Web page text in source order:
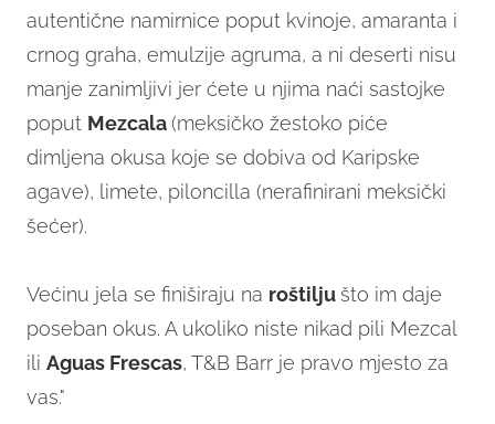
autentične namirnice poput kvinoje, amaranta i
crnog graha, emulzije agruma, a ni deserti nisu
manje zanimljivi jer ćete u njima naći sastojke
poput Mezcala(meksičko žestoko piće
dimljena okusa koje se dobiva od Karipske
agave), limete, piloncilla (nerafinirani meksički
šećer).
Većinu jela se finiširaju na roštiljušto im daje
poseban okus. A ukoliko niste nikad pili Mezcal
ili Aguas Frescas, T&B Barr je pravo mjesto za
vas."